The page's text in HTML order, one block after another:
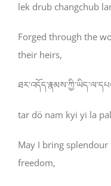
lek drub changchub
Forged through the
their heirs,
tar dö nam kyi yi la
May I bring
freedom,